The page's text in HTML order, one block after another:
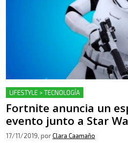
LIFESTYLE > TECNOLOGÍA
Fortnite anuncia un
evento junto a Star
17/11/2019, porClara Caamaño